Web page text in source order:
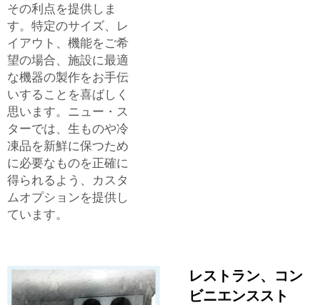
その利点を提供しま
す。特定のサイズ、レ
イアウト、機能をご希
望の場合、施設に最適
な機器の製作をお手伝
いすることを喜ばしく
思います。ニュー・ス
ターでは、生ものや冷
凍品を新鮮に保つため
に必要なものを正確に
得られるよう、カスタ
ムオプションを提供し
ています。
レストラン、コン
ビニエンススト